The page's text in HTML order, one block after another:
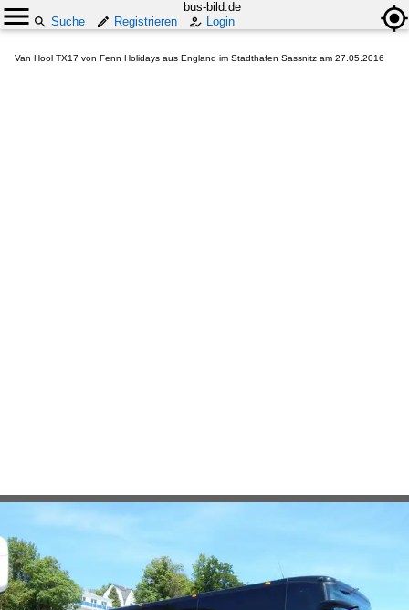
bus-bild.de
Suche
Registrieren Login
Van Hool TX17 von Fenn Holidays aus England im Stadthafen Sassnitz am 27.05.2016